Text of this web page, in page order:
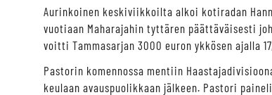
Aurinkoinen keskiviikkoilta alkoi kotiradan
vuotiaan Maharajahin tyttären päättäväisesti
voitti Tammasarjan 3000 euron ykkösen ajalla
Pastorin komennossa mentiin
keulaan avauspuolikkaan jälkeen. Pastori